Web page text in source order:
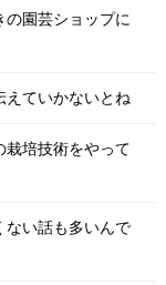
の園芸ショップに
えていかないとね
培技術をやって
ない話も多いんで